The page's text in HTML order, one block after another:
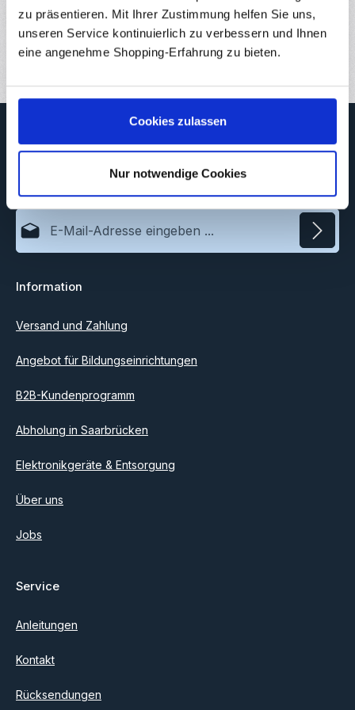
zu präsentieren. Mit Ihrer Zustimmung helfen Sie uns,
unseren Service kontinuierlich zu verbessern und Ihnen
eine angenehme Shopping-Erfahrung zu bieten.
Cookies zulassen
Nur notwendige Cookies
Downloads
Bewertungen
Abonnieren Sie jetzt unseren regelmäßig erscheinenden
Newsletter, um rechtzeitig über neue Produkte und Angebote
E-Mail-Adresse*
Ich habe dieDatenschutzbestimmungen
einverstanden.
Information
Versand und Zahlung
Angebot für Bildungseinrichtungen
B2B-Kundenprogramm
Abholung in Saarbrücken
Elektronikgeräte & Entsorgung
Über uns
Jobs
Service
Anleitungen
Kontakt
Rücksendungen